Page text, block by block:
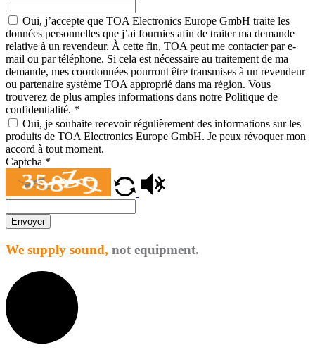
Oui, j’accepte que TOA Electronics Europe GmbH traite les
données personnelles que j’ai fournies afin de traiter ma demande
relative à un revendeur. À cette fin, TOA peut me contacter par e-
mail ou par téléphone. Si cela est nécessaire au traitement de ma
demande, mes coordonnées pourront être transmises à un revendeur
ou partenaire système TOA approprié dans ma région. Vous
trouverez de plus amples informations dans notre Politique de
confidentialité. *
Oui, je souhaite recevoir régulièrement des informations sur les
produits de TOA Electronics Europe GmbH. Je peux révoquer mon
accord à tout moment.
Captcha *
Envoyer
We supply sound, not equipment.